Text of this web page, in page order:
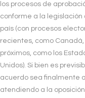
los procesos de
conforme a la legislación
país (con procesos
recientes, como Canadá,
próximos, como los
Unidos). Si bien es
acuerdo sea finalmente
atendiendo a la